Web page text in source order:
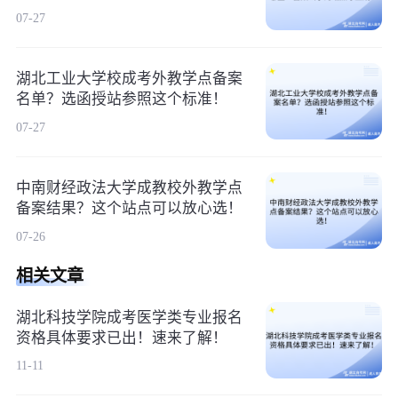
07-27
湖北工业大学校成考外教学点备案
名单？选函授站参照这个标准！
07-27
中南财经政法大学成教校外教学点
备案结果？这个站点可以放心选！
07-26
相关文章
湖北科技学院成考医学类专业报名
资格具体要求已出！速来了解！
11-11